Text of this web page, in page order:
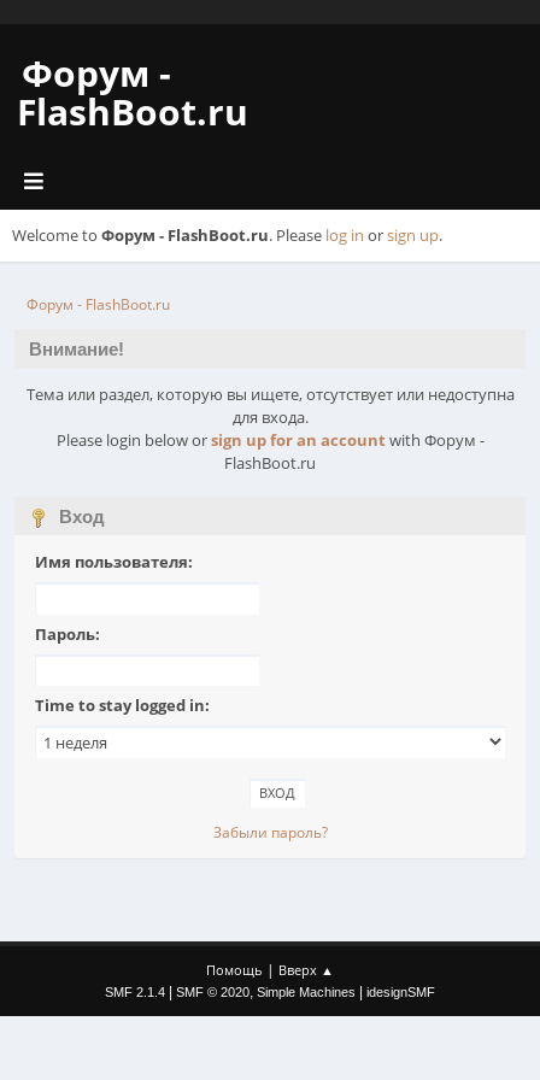
Форум -
FlashBoot.ru
Welcome to Форум - FlashBoot.ru. Please log in orsign up.
Форум - FlashBoot.ru
Внимание!
Тема или раздел, которую вы ищете, отсутствует или недоступна
для входа.
Please login below orsign up for an accountwith Форум -
FlashBoot.ru
Вход
Имя пользователя:
Пароль:
Time to stay logged in:
Забыли пароль?
Помощь | Вверх ▲
SMF 2.1.4 SMF © 2020, Simple Machines idesignSMF